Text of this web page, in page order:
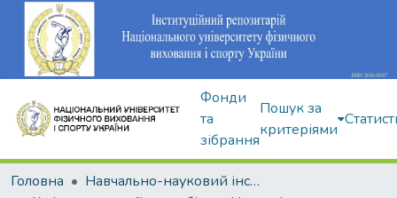
Фонди
та
зібрання
Пошук за
критеріями
Головна
Навчально-науковий інститут здоров'я, реабілітації та фізичного виховання